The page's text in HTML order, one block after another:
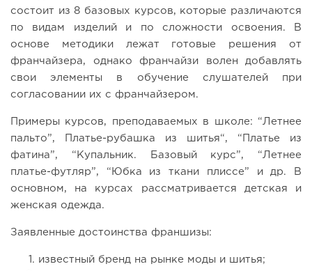
состоит из 8 базовых курсов, которые различаются
по видам изделий и по сложности освоения. В
основе методики лежат готовые решения от
франчайзера, однако франчайзи волен добавлять
свои элементы в обучение слушателей при
согласовании их с франчайзером.
Примеры курсов, преподаваемых в школе: “Летнее
пальто”, Платье-рубашка из шитья“, “Платье из
фатина”, “Купальник. Базовый курс”, “Летнее
платье-футляр”, “Юбка из ткани плиссе” и др. В
основном, на курсах рассматривается детская и
женская одежда.
Заявленные достоинства франшизы:
известный бренд на рынке моды и шитья;